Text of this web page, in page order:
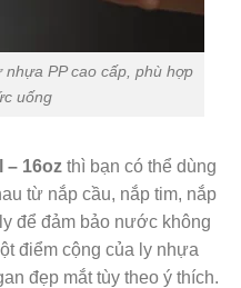
PP cao cấp, phù hợp
uống
– 16oz thì bạn có thể dùng
từ nắp cầu, nắp tim, nắp
để đảm bảo nước không
điểm cộng của ly nhựa
đẹp mắt tùy theo ý thích.